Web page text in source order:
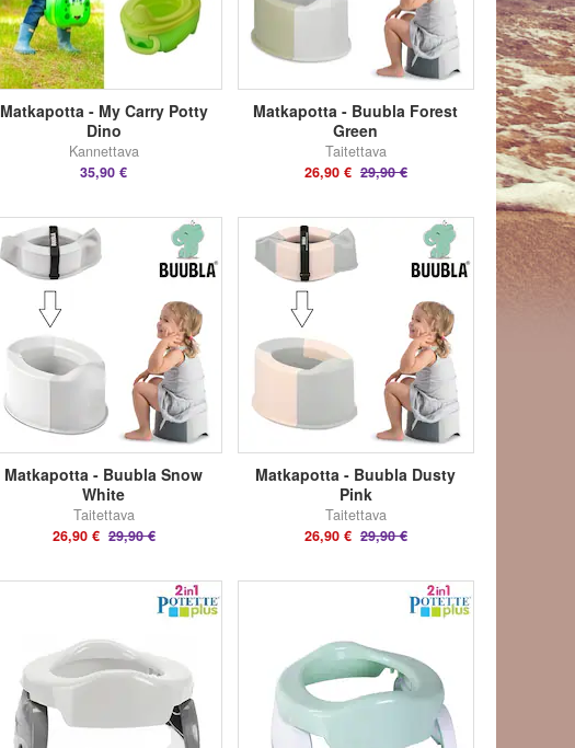
Matkapotta - My Carry Potty
Dino
Kannettava
35,90 €
Matkapotta - Buubla Forest
Green
Taitettava
26,90 € 29,90 €
Matkapotta - Buubla Snow
White
Taitettava
26,90 € 29,90 €
Matkapotta - Buubla Dusty
Pink
Taitettava
26,90 € 29,90 €